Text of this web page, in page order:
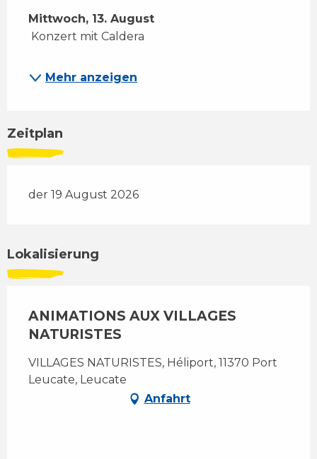
Mittwoch, 13. August
Konzert mit Caldera
Mehr anzeigen
Zeitplan
der 19 August 2026
Lokalisierung
ANIMATIONS AUX VILLAGES
NATURISTES
VILLAGES NATURISTES, Héliport, 11370 Port
Leucate, Leucate
Anfahrt